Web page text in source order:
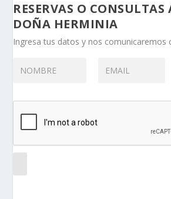
RESERVAS O CONSULTAS
DOÑA HERMINIA
Ingresa tus datos y nos comunicaremos